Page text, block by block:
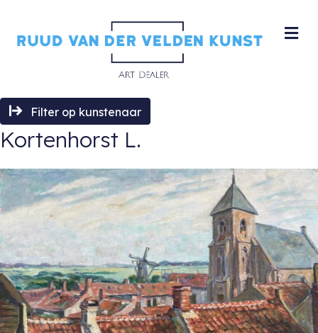
Filter op kunstenaar
Kortenhorst L.